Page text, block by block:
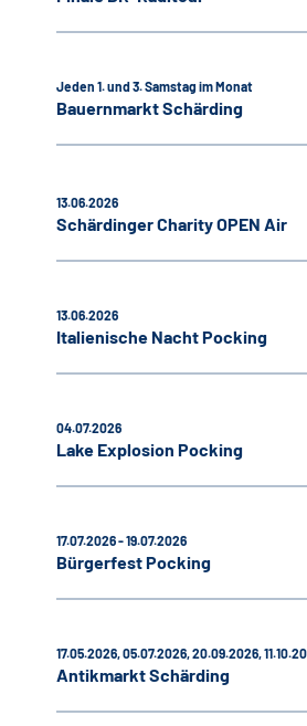
Jeden 1. und 3. Samstag im Monat
Bauernmarkt Schärding
13.06.2026
Schärdinger Charity OPEN Air
13.06.2026
Italienische Nacht Pocking
04.07.2026
Lake Explosion Pocking
17.07.2026 - 19.07.2026
Bürgerfest Pocking
17.05.2026, 05.07.2026, 20.09.2026,
Antikmarkt Schärding